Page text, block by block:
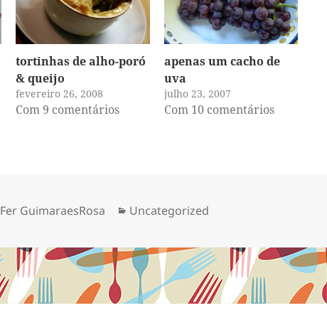
tortinhas de alho-poró
& queijo
fevereiro 26, 2008
Com 9 comentários
apenas um cacho de
uva
julho 23, 2007
Com 10 comentários
Autor
Fer GuimaraesRosa Categorias
Uncategorized